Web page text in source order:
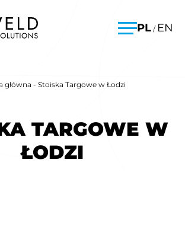
Menu
PL / EN
główna - Stoiska Targowe w Łodzi
TARGOWE W
ŁODZI